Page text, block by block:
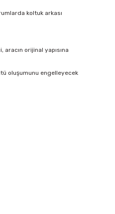
koltuk arkası
orijinal yapısına
oluşumunu engelleyecek